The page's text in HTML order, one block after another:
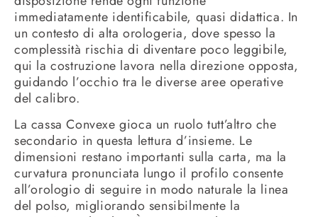
immediatamente identificabile, quasi didattica. In
un contesto di alta orologeria, dove spesso la
complessità rischia di diventare poco leggibile,
qui la costruzione lavora nella direzione opposta,
guidando l’occhio tra le diverse aree operative
del calibro.
La cassa Convexe gioca un ruolo tutt’altro che
secondario in questa lettura d’insieme. Le
dimensioni restano importanti sulla carta, ma la
curvatura pronunciata lungo il profilo consente
all’orologio di seguire in modo naturale la linea
del polso, migliorando sensibilmente la